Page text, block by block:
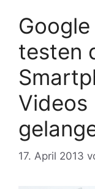
testen
Videos
17. April 2013